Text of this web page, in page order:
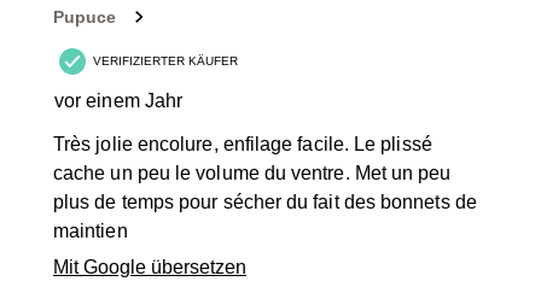
Pupuce
VERIFIZIERTER KÄUFER
vor einem Jahr
Très jolie encolure, enfilage facile. Le plissé
cache un peu le volume du ventre. Met un peu
plus de temps pour sécher du fait des bonnets de
maintien
Mit Google übersetzen